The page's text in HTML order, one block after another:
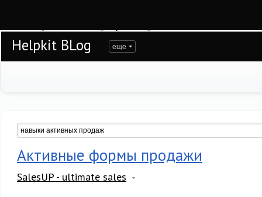
Helpkit BLog еще
Активные формы продажи
SalesUP - ultimate sales